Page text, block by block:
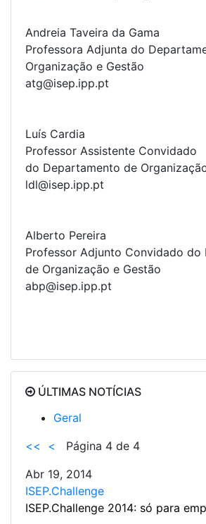
Andreia Taveira da Gama
Professora Adjunta do
Organização e Gestão
atg@isep.ipp.pt
Luís Cardia
Professor Assistente Convidado
do Departamento de
ldl@isep.ipp.pt
Alberto Pereira
Professor Adjunto Convidado do
de Organização e Gestão
abp@isep.ipp.pt
ÚLTIMAS NOTÍCIAS
Geral
<<
<
Página 4 de 4
Abr 19, 2014
ISEP.Challenge
ISEP.Challenge 2014: só para